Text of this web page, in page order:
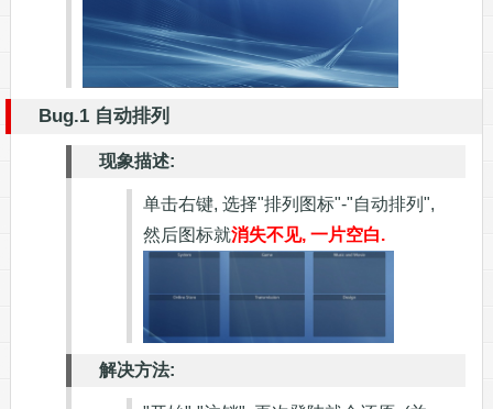
Bug.1 自动排列
现象描述:
单击右键, 选择"排列图标"-"自动排列",
然后图标就消失不见, 一片空白.
解决方法: